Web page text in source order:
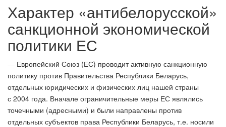
Характер «антибелорусской»
санкционной экономической
политики ЕС
— Европейский Союз (ЕС) проводит активную санкционную
политику против Правительства Республики Беларусь,
отдельных юридических и физических лиц нашей страны
с 2004 года. Вначале ограничительные меры ЕС являлись
точечными (адресными) и были направлены против
отдельных субъектов права Республики Беларусь, т.е. носили